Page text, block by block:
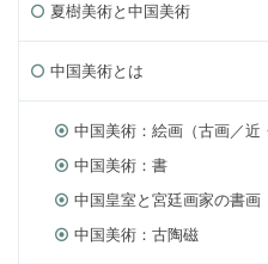
夏樹美術と中国美術
中国美術とは
中国美術：絵画（古画／近
中国美術：書
中国皇室と宮廷画家の書画
中国美術：古陶磁